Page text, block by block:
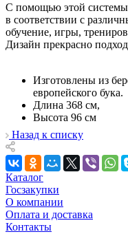
С помощью этой
в соответствии с
обучение, игры,
Дизайн прекрасно
Изготовлены из
европейского бука.
Длина 368 см,
Высота 96 см
Назад к списку
Каталог
Госзакупки
О компании
Оплата и доставка
Контакты